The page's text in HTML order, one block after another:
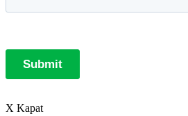
X Kapat